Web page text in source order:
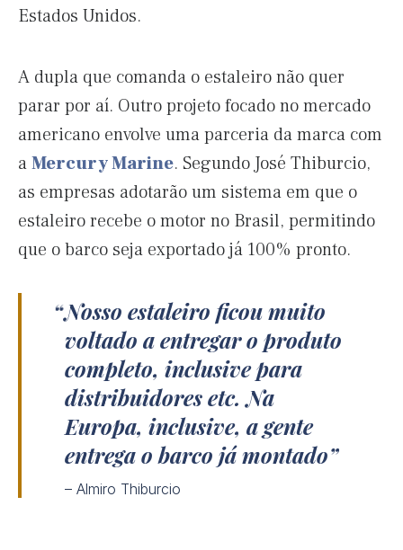
Estados Unidos.
A dupla que comanda o estaleiro não quer
parar por aí. Outro projeto focado no mercado
americano envolve uma parceria da marca com
aMercury Marine. Segundo José Thiburcio,
as empresas adotarão um sistema em que o
estaleiro recebe o motor no Brasil, permitindo
que o barco seja exportado já 100% pronto.
Nosso estaleiro ficou muito
voltado a entregar o produto
completo, inclusive para
distribuidores etc. Na
Europa, inclusive, a gente
entrega o barco já montado
– Almiro Thiburcio